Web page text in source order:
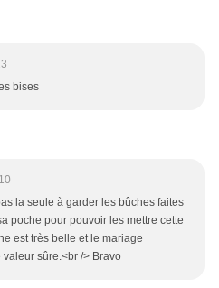
bises
la seule à garder les bûches faites
poche pour pouvoir les mettre cette
est très belle et le mariage
sûre.<br /> Bravo